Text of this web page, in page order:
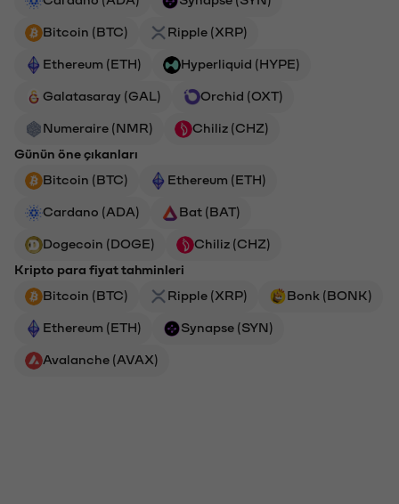
Bitcoin (BTC) Ripple (XRP)
Ethereum (ETH) Hyperliquid (HYPE)
Galatasaray (GAL) Orchid (OXT)
Numeraire (NMR)
Chiliz (CHZ)
Günün öne çıkanları
Bitcoin (BTC)
Ethereum (ETH)
Cardano (ADA) Bat (BAT)
Dogecoin (DOGE)
Chiliz (CHZ)
Kripto para fiyat tahminleri
Bitcoin (BTC)
Ripple (XRP) Bonk (BONK)
Ethereum (ETH) Synapse (SYN)
Avalanche (AVAX)